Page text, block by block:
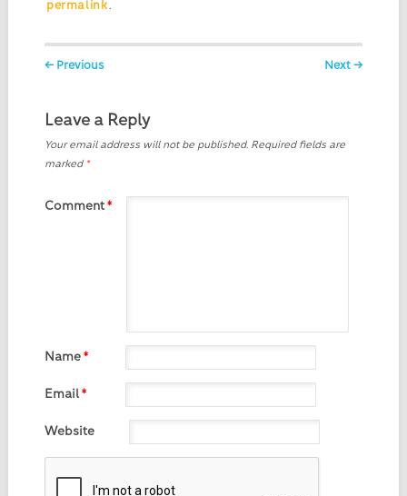
permalink.
Post navigation
← Previous Next →
Leave a Reply
Your email address will not be published. Required fields are
marked *
Comment*
Name*
Email*
Website